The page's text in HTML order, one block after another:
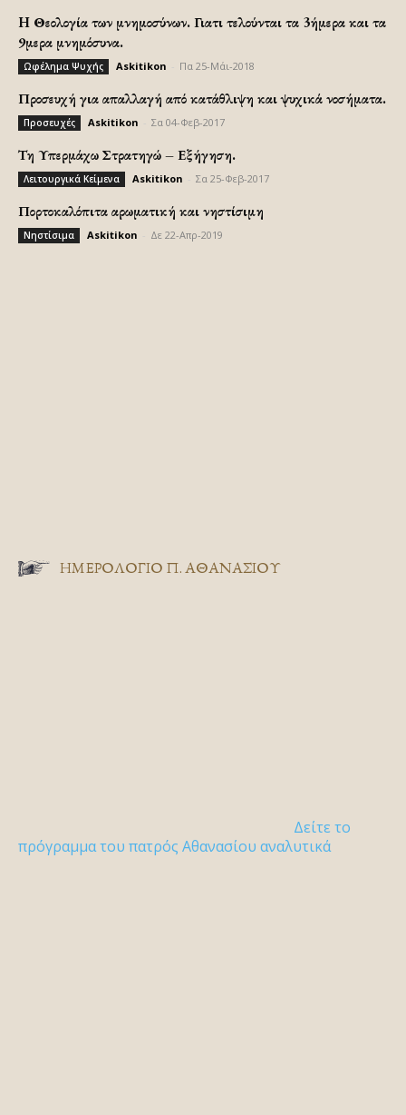
H Θεολογία των μνημοσύνων. Γιατι τελούνται τα 3ήμερα και τα
9μερα μνημόσυνα.
Ωφέλημα Ψυχής Askitikon Πα 25-Μάι-2018
Προσευχή για απαλλαγή από κατάθλιψη και ψυχικά νοσήματα.
Προσευχές Askitikon Σα 04-Φεβ-2017
Τη Υπερμάχω Στρατηγώ – Εξήγηση.
Λειτουργικά Κείμενα Askitikon Σα 25-Φεβ-2017
Πορτοκαλόπιτα αρωματική και νηστίσιμη
Νηστίσιμα Askitikon Δε 22-Απρ-2019
ΗΜΕΡΟΛΟΓΙΟ Π. ΑΘΑΝΑΣΙΟΥ
Δείτε το
πρόγραμμα του πατρός Αθανασίου αναλυτικά